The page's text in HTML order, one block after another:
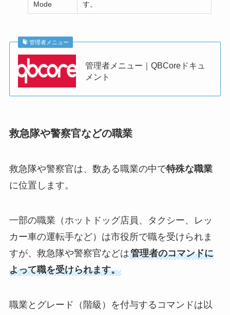
Mode
す。
管理者メニュー
管理者メニュー｜QBCoreドキュ
メント
救急隊や警察官などの職業
救急隊や警察官は、数ある職業の中で特殊な職業
に位置します。
一部の職業（ホットドッグ店員、タクシー、レッ
カー車の運転手など）は市役所で職を受けられま
すが、救急隊や警察官などは管理者のコマンドに
よって職を受けられます。
職業とグレード（階級）を付与するコマンドは以